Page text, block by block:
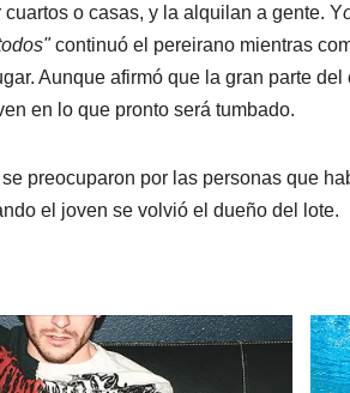
o casas, y la alquilan a gente. Y
continuó el pereirano mientras
Aunque afirmó que la gran parte del
en lo que pronto será tumbado.
preocuparon por las personas que
el joven se volvió el dueño del lote.